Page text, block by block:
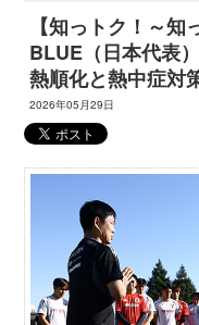
【知っトク！～
BLUE（日本代表
熱順化と熱中症対
2026年05月29日